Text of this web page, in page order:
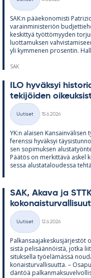
Kategoriat
SAK:n pää­e­ko­no­misti
va­rain­mi­nis­te­riön
kes­kit­tyä työt­tö­myy­den
luot­ta­muk­sen
yli kym­me­nen pro­sen­tin.
SAK
ILO hy­väk­syi
te­ki­jöi­den
Kategoriat
Uutiset
15.6.2026
YK:n alai­sen
fe­renssi hy­väk­syi
sen so­pi­muk­sen
Pää­tös on mer­kit­tävä as­kel
sessa alus­ta­ta­lou­dessa
SAK, Akava ja
Kategoriat
Uutiset
12.6.2026
Pal­kan­saa­ja­kes­kus­jär­jes­töt
sistä pe­li­sään­nöistä, jotka
si­tuk­sella työ­elä­mässä
ko­nais­tur­val­li­suutta. –
dän­töä